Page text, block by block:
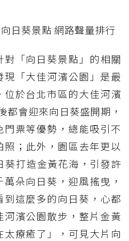
日葵景點 網路聲量排行
「向日葵景點」的相關
「大佳河濱公園」是最
位於台北市區的大佳河濱
都會迎來向日葵盛開期，
票等優勢，總能吸引不
；此外，園區去年更以
葵打造金黃花海，引發許
朵向日葵，迎風搖曳，
這麼多的向日葵，心都
濱公園散步，整片金黃
療癒了」，可見大片向